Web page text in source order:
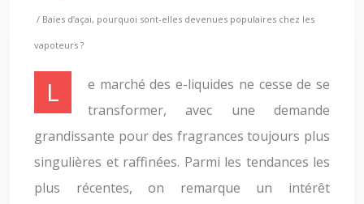
/ Baies d’açai, pourquoi sont-elles devenues populaires chez les
vapoteurs ?
Le marché des e-liquides ne cesse de se
transformer, avec une demande
grandissante pour des fragrances toujours plus
singulières et raffinées. Parmi les tendances les
plus récentes, on remarque un intérêt